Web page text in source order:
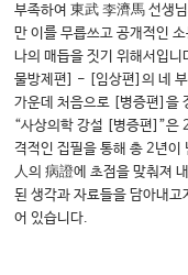
부족하여 東武 李濟馬 선생
만 이를 무릅쓰고 공개적인
나의 매듭을 짓기 위해서입
물방제편] - [임상편]의 네 부
가운데 처음으로 [병증편]을
“사상의학 강설 [병증편]”은
격적인 집필을 통해 총 2년
人의 病證에 초점을 맞춰져
된 생각과 자료들을 담아내
어 있습니다.